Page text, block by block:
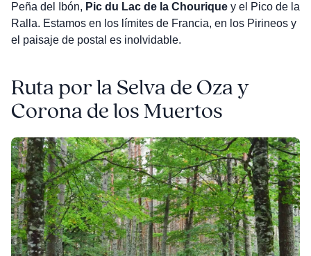
Peña del Ibón, Pic du Lac de la Chouriquey el Pico de la
Ralla. Estamos en los límites de Francia, en los Pirineos y
el paisaje de postal es inolvidable.
Ruta por la Selva de Oza y
Corona de los Muertos